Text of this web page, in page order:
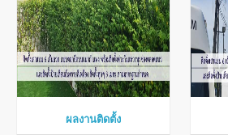
ผลงานติดตั้ง